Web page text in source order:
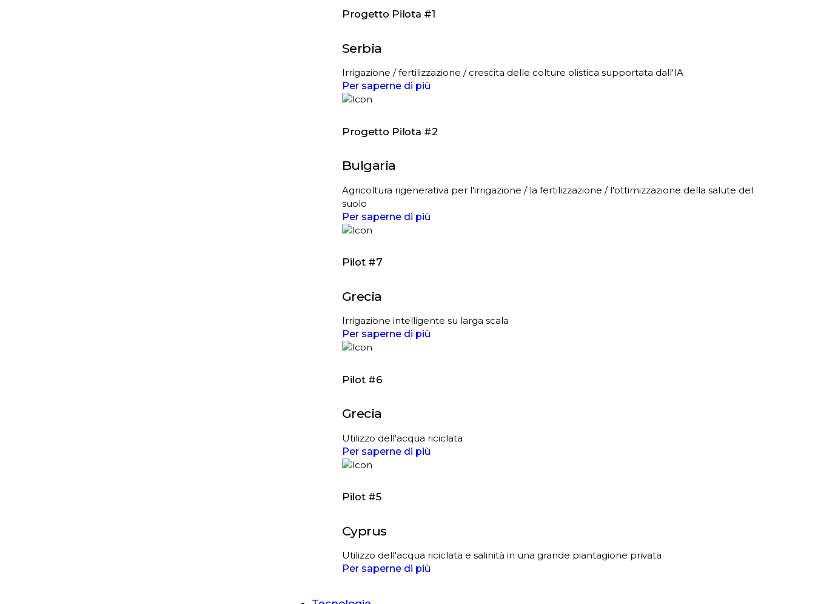
Progetto Pilota #1
Serbia
Irrigazione / fertilizzazione / crescita delle colture olistica supportata dall'IA
Per saperne di più
Progetto Pilota #2
Bulgaria
Agricoltura rigenerativa per l'irrigazione / la fertilizzazione / l'ottimizzazione della salute del
suolo
Per saperne di più
Pilot #7
Grecia
Irrigazione intelligente su larga scala
Per saperne di più
Pilot #6
Grecia
Utilizzo dell'acqua riciclata
Per saperne di più
Pilot #5
Cyprus
Utilizzo dell'acqua riciclata e salinità in una grande piantagione privata
Per saperne di più